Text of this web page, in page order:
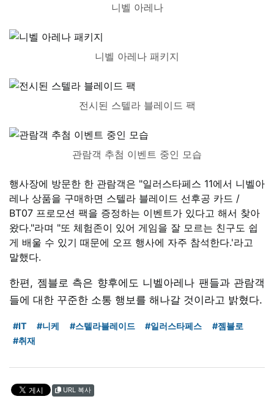
니벨 아레나
니벨 아레나 패키지
전시된 스텔라 블레이드 팩
관람객 추첨 이벤트 중인 모습
행사장에 방문한 한 관람객은 "일러스타페스 11에서 니벨아
레나 상품을 구매하면 스텔라 블레이드 선후공 카드 /
BT07 프로모션 팩을 증정하는 이벤트가 있다고 해서 찾아
왔다."라며 "또 체험존이 있어 게임을 잘 모르는 친구도 쉽
게 배울 수 있기 때문에 오프 행사에 자주 참석한다.'라고
말했다.
한편, 젬블로 측은 향후에도 니벨아레나 팬들과 관람객
들에 대한 꾸준한 소통 행보를 해나갈 것이라고 밝혔다.
#IT #니케 #스텔라블레이드 #일러스타페스
#젬블로
#취재
URL 복사